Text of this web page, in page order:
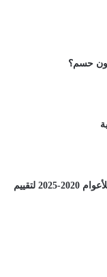
حسم؟
مركز البيدر يطلق تقريره للأعوام 2020-2025 لتقييم